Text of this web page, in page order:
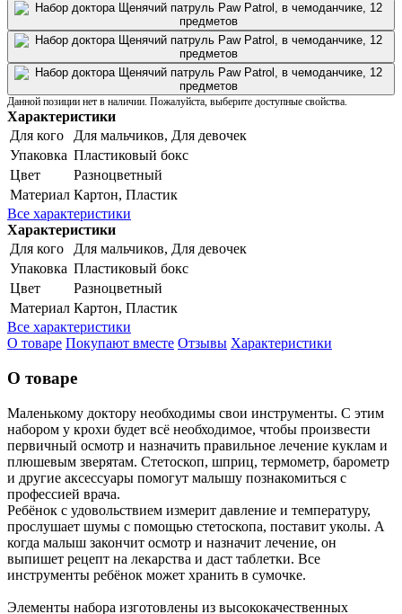
Данной позиции нет в наличии. Пожалуйста, выберите доступные свойства.
Характеристики
Для кого
Для мальчиков, Для девочек
Упаковка Пластиковый бокс
Цвет
Разноцветный
Материал Картон, Пластик
Все характеристики
Характеристики
Для кого
Для мальчиков, Для девочек
Упаковка Пластиковый бокс
Цвет
Разноцветный
Материал Картон, Пластик
Все характеристики
О товаре Покупают вместе Отзывы Характеристики
О товаре
Маленькому доктору необходимы свои инструменты. С этим
набором у крохи будет всё необходимое, чтобы произвести
первичный осмотр и назначить правильное лечение куклам и
плюшевым зверятам. Стетоскоп, шприц, термометр, барометр
и другие аксессуары помогут малышу познакомиться с
профессией врача.
Ребёнок с удовольствием измерит давление и температуру,
прослушает шумы с помощью стетоскопа, поставит уколы. А
когда малыш закончит осмотр и назначит лечение, он
выпишет рецепт на лекарства и даст таблетки. Все
инструменты ребёнок может хранить в сумочке.
Элементы набора изготовлены из высококачественных